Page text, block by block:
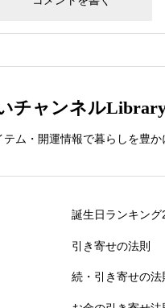
チャンネル
テム・開運情報で暮らしを豊か
誕生日ランキング
引き寄せの法則
続・引き寄せの法